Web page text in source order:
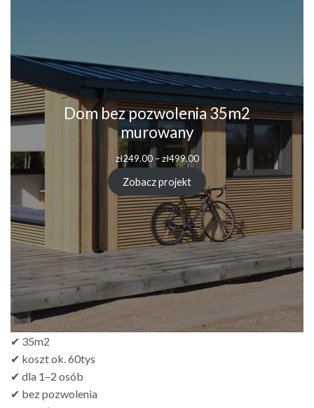
Dom bez pozwolenia 35m2
murowany
zł249.00 – zł499.00Zakres
od
zł249.00
do
zł499.00
Zobacz projekt
✔ 35m2
✔ koszt ok. 60tys
✔ dla 1–2 osób
✔ bez pozwolenia